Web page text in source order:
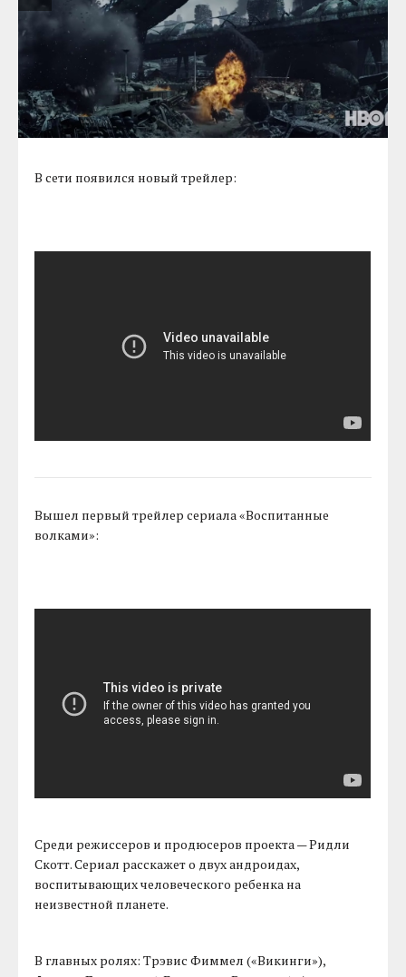
В сети появился новый трейлер:
Вышел первый трейлер сериала «Воспитанные
волками»:
Среди режиссеров и продюсеров проекта — Ридли
Скотт. Сериал расскажет о двух андроидах,
воспитывающих человеческого ребенка на
неизвестной планете.
В главных ролях: Трэвис Фиммел («Викинги»),